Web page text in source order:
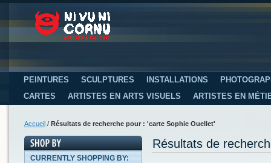
PEINTURES SCULPTURES INSTALLATIONS
CARTES
ARTISTES EN ARTS VISUELS ARTISTES EN
Accueil / Résultats de recherche pour : 'carte Sophie Ouellet'
Résultats de
CURRENTLY SHOPPING BY: